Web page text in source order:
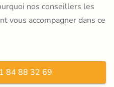
nos conseillers les
vous accompagner dans ce
84 88 32 69